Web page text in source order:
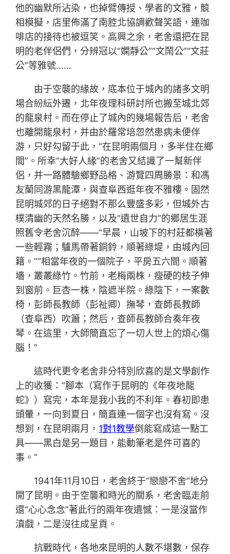
他的幽默所沾染，也掉臂傳授、學者的文雅，競
相模擬，店里佈滿了南腔北協調歡聲笑語，連咖
啡店的接待也被逗笑。高興之余，老舍還把在昆
明的老伴侶們，分辨冠以“嫻靜公”“文鬧公”“文莊
公”等雅號……
由于空襲的緣故，底本位于城內的諸多文明
場合紛紜外遷，北年夜理科研討所也搬至城北郊
的龍泉村。而在停止了城內的幾場報告后，老舍
也離開龍泉村，并由於羅常培忽然患病未便伴
游，只好勾留于此，“在昆明兩個月，多半住在鄉
間”。所幸“大好人緣”的老舍又結識了一幫新伴
侶，并一路體驗鄉野品格、游覽四周勝景：和馮
友蘭同游黑龍潭，與查阜西逛年夜不雅樓。固然
昆明城郊的日子絕對不那么豐盛多彩，但城外古
樸清幽的天然名勝，以及“遺世自力”的鄉居生涯
照舊令老舍沉醉——“早晨，山坡下的村莊都橫著
一些輕霧；驢馬帶著銅鈴，順著綠堤，由城內回
籍。”“相當年夜的一個院子，平房五六間。順著
墻，叢叢綠竹。竹前，老梅兩株，瘦硬的枝子伸
到窗前。巨杏一株，陰遮半院。綠陰下，一案數
椅，彭師長教師（彭祉卿）撫琴，查師長教師
（查阜西）吹簫；然后，查師長教師合奏年夜
琴。在這里，大師簡直忘了一切人世上的煩心傷
腦！”
這時代更令老舍非分特別欣喜的是文學創作
上的收獲：“腳本（寫作于昆明的《年夜地龍
蛇》）寫完，本年是我小我的不利年。春初即患
頭暈，一向到夏日，簡直連一個字也沒有寫。沒
想到，在昆明兩月， 1對1教學倒能寫成這一點工
具——黑白是另一題目，能動筆老是件可喜的
事。”
1941年11月10日，老舍終于“戀戀不舍”地分
開了昆明。由于空襲和時光的關系，老舍臨走前
還“心心念念”著此行的兩年夜遺憾：一是沒當作
滇戲，二是沒往成呈貢。
抗戰時代，各地來昆明的人數不堪數，保存